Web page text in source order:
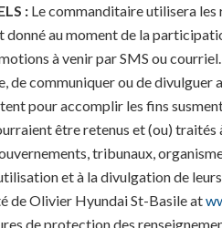
: Le commanditaire utilisera les
donné au moment de la
à venir par SMS ou
de communiquer ou de
pour accomplir les fins
être retenus et (ou)
tribunaux,
et à la divulgation de
de Olivier Hyundai St-Basile at
de protection des